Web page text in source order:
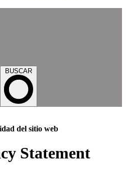
BUSCAR
del sitio web
Statement